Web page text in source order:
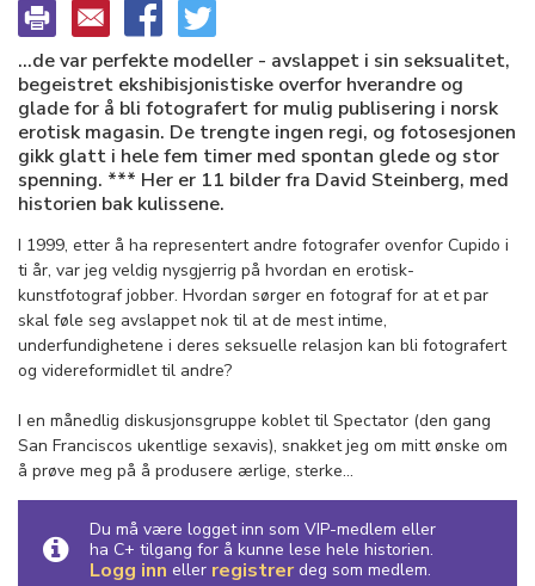
Glemt passord?
...de var perfekte modeller - avslappet i sin seksualitet,
begeistret ekshibisjonistiske overfor hverandre og
glade for å bli fotografert for mulig publisering i norsk
erotisk magasin. De trengte ingen regi, og fotosesjonen
gikk glatt i hele fem timer med spontan glede og stor
spenning. *** Her er 11 bilder fra David Steinberg, med
historien bak kulissene.
I 1999, etter å ha representert andre fotografer ovenfor Cupido i
ti år, var jeg veldig nysgjerrig på hvordan en erotisk-
kunstfotograf jobber. Hvordan sørger en fotograf for at et par
skal føle seg avslappet nok til at de mest intime,
underfundighetene i deres seksuelle relasjon kan bli fotografert
og videreformidlet til andre?
I en månedlig diskusjonsgruppe koblet til Spectator (den gang
San Franciscos ukentlige sexavis), snakket jeg om mitt ønske om
å prøve meg på å produsere ærlige, sterke...
Du må være logget inn som VIP-medlem eller
ha C+ tilgang for å kunne lese hele historien.
Logg inn eller registrerdeg som medlem.